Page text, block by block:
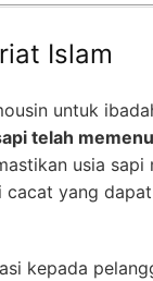
Islam
untuk
telah
usia sapi
yang
kepada